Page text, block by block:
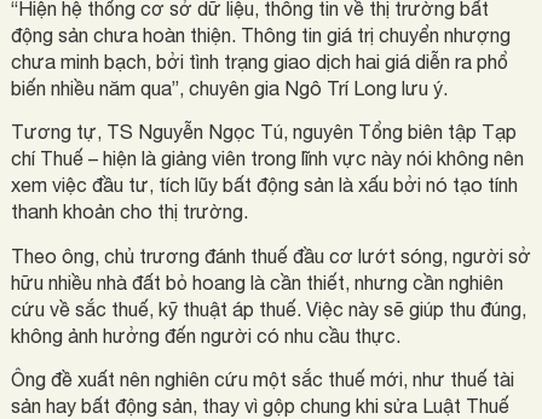
“Hiện hệ thống cơ sở dữ liệu, thông tin về thị trường bất
động sản chưa hoàn thiện. Thông tin giá trị chuyển nhượng
chưa minh bạch, bởi tình trạng giao dịch hai giá diễn ra phổ
biến nhiều năm qua”, chuyên gia Ngô Trí Long lưu ý.
Tương tự, TS Nguyễn Ngọc Tú, nguyên Tổng biên tập Tạp
chí Thuế – hiện là giảng viên trong lĩnh vực này nói không nên
xem việc đầu tư, tích lũy bất động sản là xấu bởi nó tạo tính
thanh khoản cho thị trường.
Theo ông, chủ trương đánh thuế đầu cơ lướt sóng, người sở
hữu nhiều nhà đất bỏ hoang là cần thiết, nhưng cần nghiên
cứu về sắc thuế, kỹ thuật áp thuế. Việc này sẽ giúp thu đúng,
không ảnh hưởng đến người có nhu cầu thực.
Ông đề xuất nên nghiên cứu một sắc thuế mới, như thuế tài
sản hay bất động sản, thay vì gộp chung khi sửa Luật Thuế